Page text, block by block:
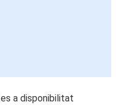
a disponibilitat